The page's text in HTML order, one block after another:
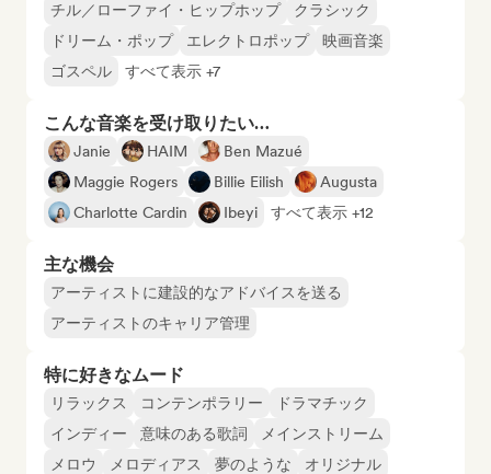
チル／ローファイ・ヒップホップ
クラシック
ドリーム・ポップ
エレクトロポップ
映画音楽
ゴスペル
すべて表示 +7
こんな音楽を受け取りたい…
Janie HAIM
Ben Mazué
Maggie Rogers
Billie Eilish
Augusta
Charlotte Cardin
Ibeyi すべて表示 +12
主な機会
アーティストに建設的なアドバイスを送る
アーティストのキャリア管理
特に好きなムード
リラックス コンテンポラリー
ドラマチック
インディー
意味のある歌詞
メインストリーム
メロウ
メロディアス 夢のような
オリジナル